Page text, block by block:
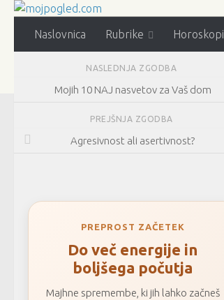
Naslovnica Rubrike Horoskopi
NASLEDNJA ZGODBA
Mojih 10 NAJ nasvetov za Vaš dom
PREJŠNJA ZGODBA
Agresivnost ali asertivnost?
PREPROST ZAČETEK
Do več energije in
boljšega počutja
Majhne spremembe, ki jih lahko začneš